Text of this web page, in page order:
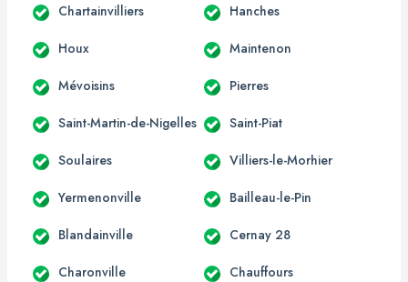
Chartainvilliers Hanches
Houx Maintenon
Mévoisins Pierres
Saint-Martin-de-Nigelles Saint-Piat
Soulaires Villiers-le-Morhier
Yermenonville Bailleau-le-Pin
Blandainville Cernay 28
Charonville Chauffours